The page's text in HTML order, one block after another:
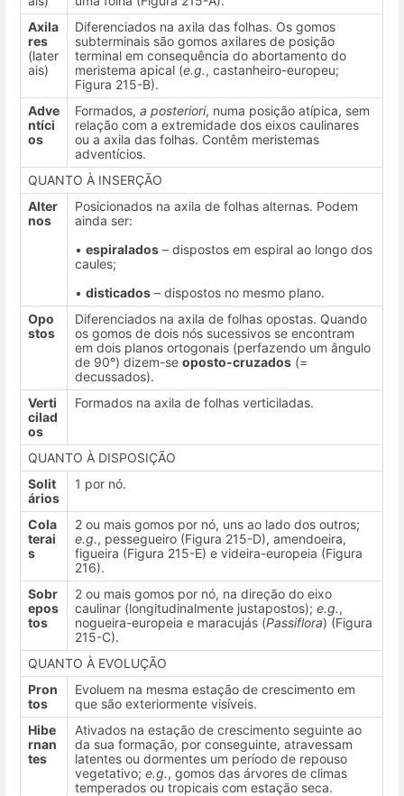
Axila
res
(later
ais)
Diferenciados na axila das folhas. Os gomos
subterminais são gomos axilares de posição
terminal em consequência do abortamento do
meristema apical (e.g., castanheiro-europeu;
Figura 215-B).
Adve
ntíci
os
Formados, a posteriori, numa posição atípica, sem
relação com a extremidade dos eixos caulinares
ou a axila das folhas. Contêm meristemas
adventícios.
QUANTO À INSERÇÃO
Alter
nos
Posicionados na axila de folhas alternas. Podem
ainda ser:
• espiralados – dispostos em espiral ao longo dos
caules;
• disticados – dispostos no mesmo plano.
Opo
stos
Diferenciados na axila de folhas opostas. Quando
os gomos de dois nós sucessivos se encontram
em dois planos ortogonais (perfazendo um ângulo
de 90°) dizem-se oposto-cruzados (=
decussados).
Verti
cilad
os
Formados na axila de folhas verticiladas.
QUANTO À DISPOSIÇÃO
Solit
ários
1 por nó.
Cola
terai
s
2 ou mais gomos por nó, uns ao lado dos outros;
e.g., pessegueiro (Figura 215-D), amendoeira,
figueira (Figura 215-E) e videira-europeia (Figura
216).
Sobr
epos
tos
2 ou mais gomos por nó, na direção do eixo
caulinar (longitudinalmente justapostos); e.g.,
nogueira-europeia e maracujás (Passiflora) (Figura
215-C).
QUANTO À EVOLUÇÃO
Pron
tos
Evoluem na mesma estação de crescimento em
que são exteriormente visíveis.
Hibe
rnan
tes
Ativados na estação de crescimento seguinte ao
da sua formação, por conseguinte, atravessam
latentes ou dormentes um período de repouso
vegetativo; e.g., gomos das árvores de climas
temperados ou tropicais com estação seca.